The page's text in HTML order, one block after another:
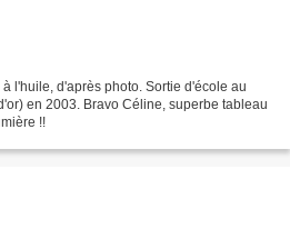
l'huile, d'après photo. Sortie d'école au
!!